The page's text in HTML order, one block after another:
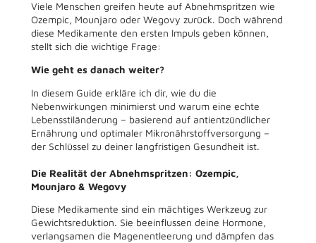
Viele Menschen greifen heute auf Abnehmspritzen wie
Ozempic, Mounjaro oder Wegovy zurück. Doch während
diese Medikamente den ersten Impuls geben können,
stellt sich die wichtige Frage:
Wie geht es danach weiter?
In diesem Guide erkläre ich dir, wie du die
Nebenwirkungen minimierst und warum eine echte
Lebensstiländerung – basierend auf antientzündlicher
Ernährung und optimaler Mikronährstoffversorgung –
der Schlüssel zu deiner langfristigen Gesundheit ist.
Die Realität der Abnehmspritzen: Ozempic,
Mounjaro & Wegovy
Diese Medikamente sind ein mächtiges Werkzeug zur
Gewichtsreduktion. Sie beeinflussen deine Hormone,
verlangsamen die Magenentleerung und dämpfen das